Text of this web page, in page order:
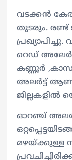
വടക്കൻ
തുടരും. രണ്ട്
റെഡ് അലേർട്ട്
കണ്ണൂർ
അലർട്ട് ആണ്.
ജില്ലകളിൽ
ഓറഞ്ച് അലർട്ട്
മഴയ്ക്കുള്ള